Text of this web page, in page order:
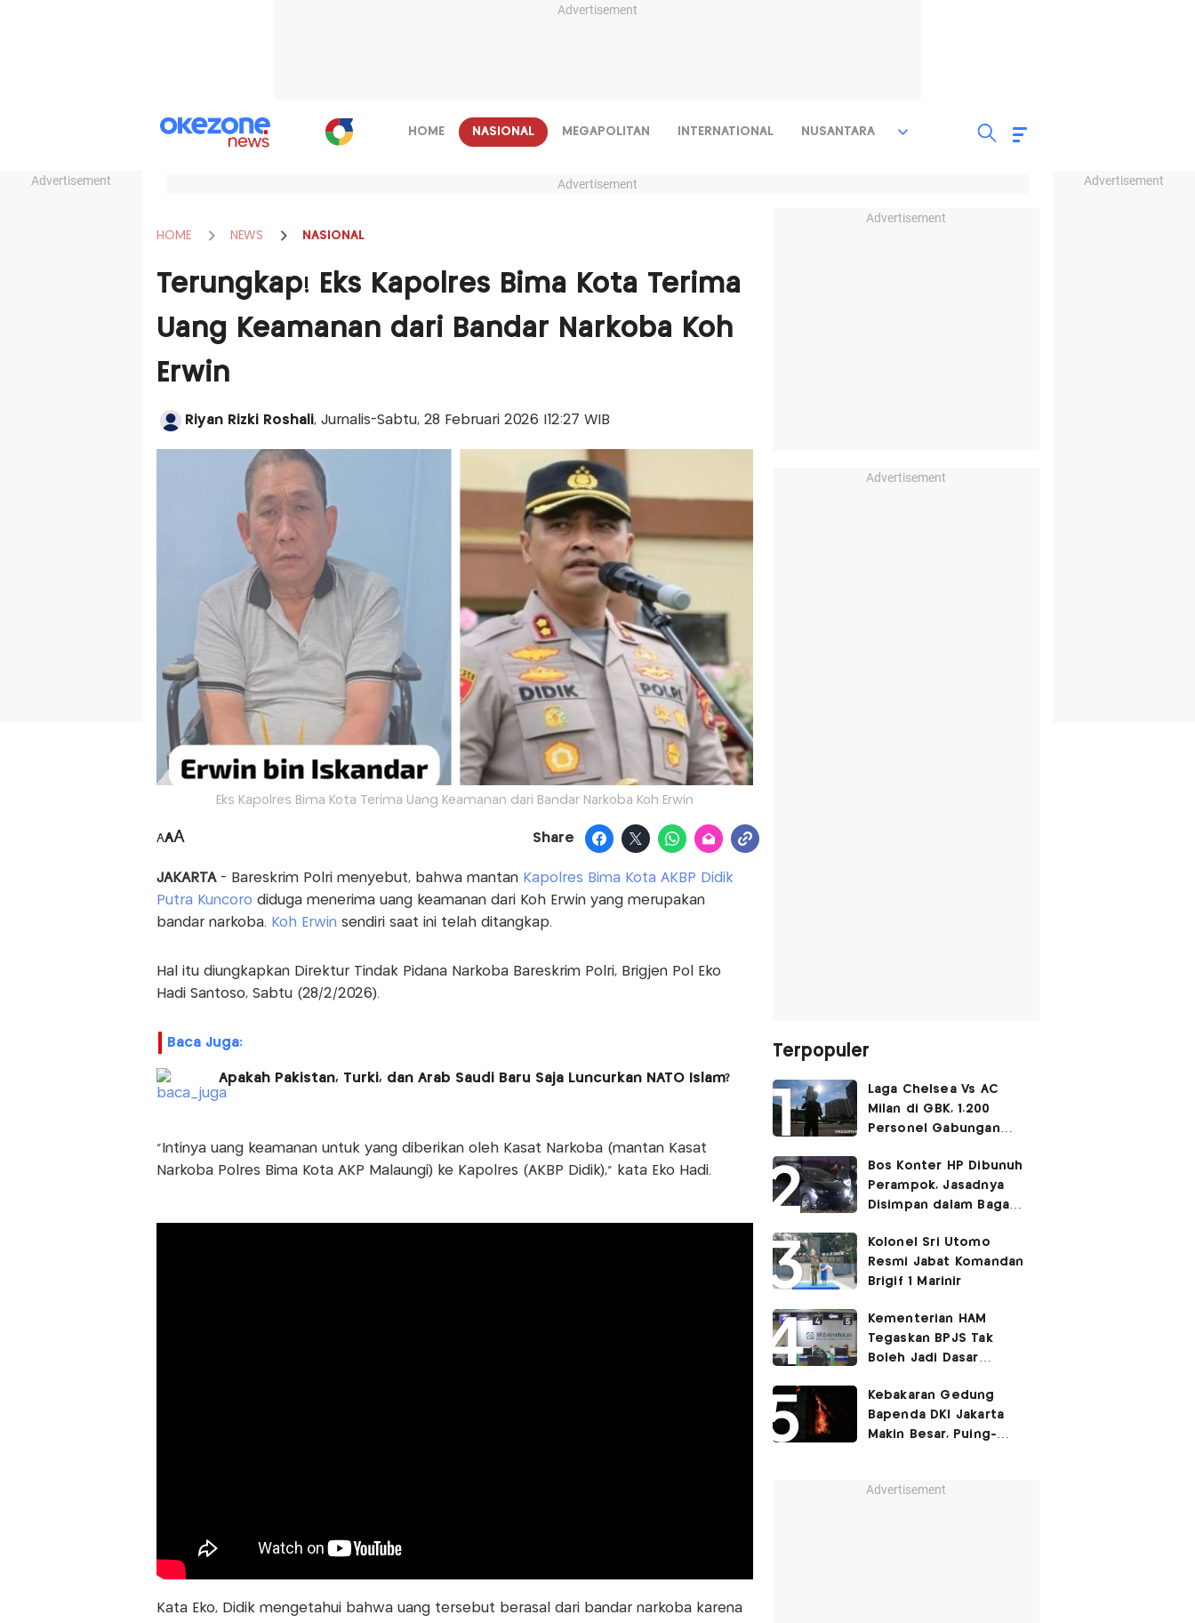
Advertisement
Advertisement Advertisement
HOME NASIONAL MEGAPOLITAN INTERNATIONAL NUSANTARA
Advertisement
HOME NEWS NASIONAL
Terungkap! Eks Kapolres Bima Kota Terima
Uang Keamanan dari Bandar Narkoba Koh
Erwin
Riyan Rizki Roshali, Jurnalis-Sabtu, 28 Februari 2026 |12:27 WIB
Eks Kapolres Bima Kota Terima Uang Keamanan dari Bandar Narkoba Koh Erwin
AAA Share
JAKARTA - Bareskrim Polri menyebut, bahwa mantan Kapolres Bima Kota AKBP Didik
Putra Kuncoro diduga menerima uang keamanan dari Koh Erwin yang merupakan
bandar narkoba. Koh Erwin sendiri saat ini telah ditangkap.
Hal itu diungkapkan Direktur Tindak Pidana Narkoba Bareskrim Polri, Brigjen Pol Eko
Hadi Santoso, Sabtu (28/2/2026).
Baca Juga:
Apakah Pakistan, Turki, dan Arab Saudi Baru Saja Luncurkan NATO Islam?
“Intinya uang keamanan untuk yang diberikan oleh Kasat Narkoba (mantan Kasat
Narkoba Polres Bima Kota AKP Malaungi) ke Kapolres (AKBP Didik),” kata Eko Hadi.
Kata Eko, Didik mengetahui bahwa uang tersebut berasal dari bandar narkoba karena
Advertisement
Advertisement
Terpopuler
Laga Chelsea Vs AC
Milan di GBK, 1.200
Personel Gabungan
Bos Konter HP Dibunuh
Perampok, Jasadnya
Disimpan dalam Bagasi
Kolonel Sri Utomo
Resmi Jabat Komandan
Brigif 1 Marinir
Kementerian HAM
Tegaskan BPJS Tak
Boleh Jadi Dasar
Layanan Kesehatan
Kebakaran Gedung
Bapenda DKI Jakarta
Makin Besar, Puing-
Advertisement